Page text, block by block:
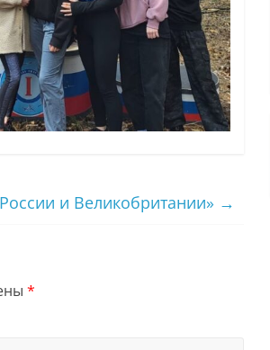
и Великобритании» →
*